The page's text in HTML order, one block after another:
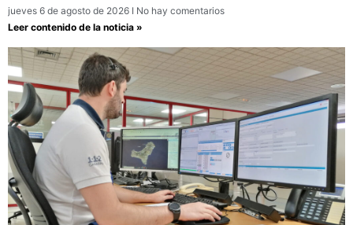
jueves 6 de agosto de 2026
No hay comentarios
Leer contenido de la noticia »